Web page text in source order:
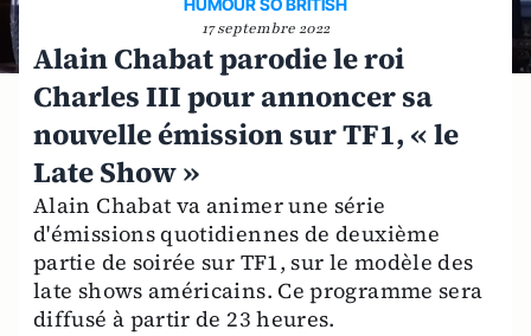
HUMOUR SO BRITISH
17 septembre 2022
Alain Chabat parodie le roi
Charles III pour annoncer sa
nouvelle émission sur TF1, « le
Late Show »
Alain Chabat va animer une série
d'émissions quotidiennes de deuxième
partie de soirée sur TF1, sur le modèle des
late shows américains. Ce programme sera
diffusé à partir de 23 heures.